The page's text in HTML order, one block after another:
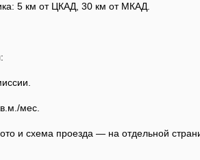
5 км от ЦКАД, 30 км от МКАД.
мес.
и схема проезда — на отдельной